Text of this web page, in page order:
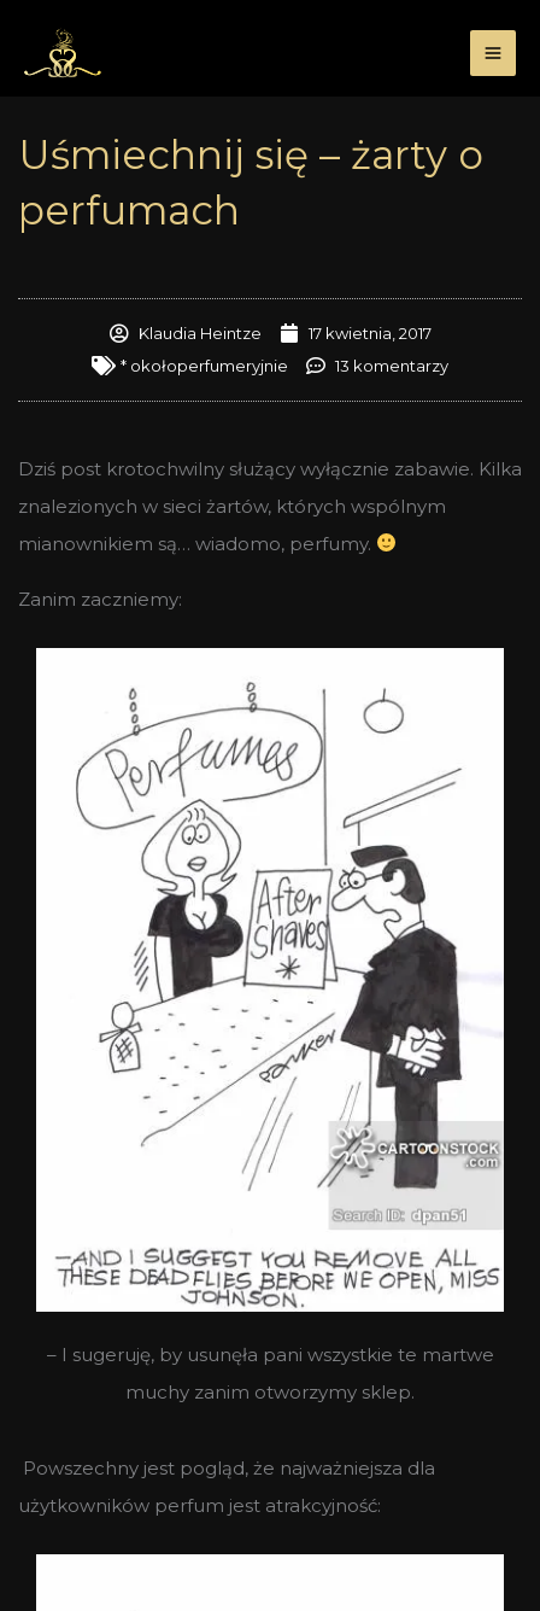
treści
Uśmiechnij się – żarty o
perfumach
Klaudia Heintze
17 kwietnia, 2017
* okołoperfumeryjnie
13 komentarzy
Dziś post krotochwilny służący wyłącznie zabawie. Kilka
znalezionych w sieci żartów, których wspólnym
mianownikiem są… wiadomo, perfumy.
Zanim zaczniemy:
– I sugeruję, by usunęła pani wszystkie te martwe
muchy zanim otworzymy sklep.
Powszechny jest pogląd, że najważniejsza dla
użytkowników perfum jest atrakcyjność: